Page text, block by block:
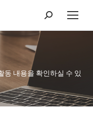
Search:
동 내용을 확인하실 수 있